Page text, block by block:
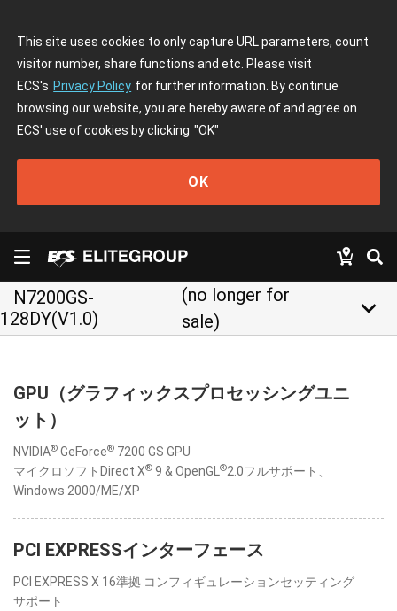
This site uses cookies to only capture URL parameters, count
visitor number, share functions and etc. Please visit
ECS's Privacy Policy for further information. By continue
browsing our website, you are hereby aware of and agree on
ECS' use of cookies by clicking "OK"
OK
N7200GS-
128DY(V1.0)
(no longer for
sale)
keyboard_arrow_down
GPU（グラフィックスプロセッシングユニ
ット）
NVIDIA® GeForce® 7200 GS GPU
マイクロソフトDirect X® 9 & OpenGL ®2.0フルサポート、
Windows 2000/ME/XP
PCI EXPRESSインターフェース
PCI EXPRESS X 16準拠 コンフィギュレーションセッティング
サポート